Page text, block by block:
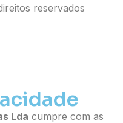
reservados
Lda cumpre com as